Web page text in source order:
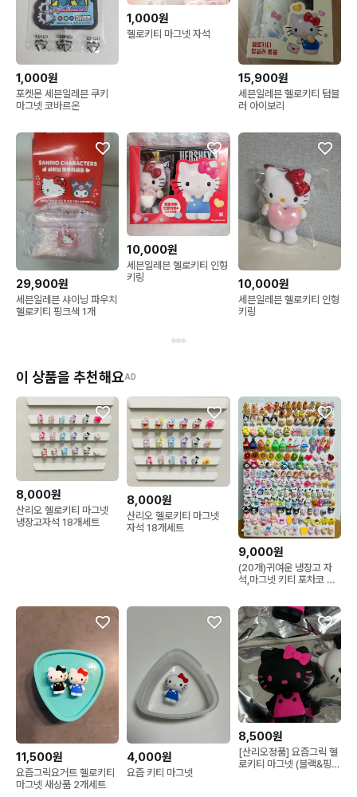
1,000원
포켓몬 세븐일레븐 쿠키
마그넷 코바르온
1,000원
헬로키티 마그넷 자석
15,900원
세븐일레븐 헬로키티 텀블
러 아이보리
29,900원
세븐일레븐 샤이닝 파우치
헬로키티 핑크색 1개
10,000원
세븐일레븐 헬로키티 인형
키링
10,000원
세븐일레븐 헬로키티 인형
키링
이 상품을 추천해요AD
8,000원
산리오 헬로키티 마그넷
냉장고자석 18개세트
8,000원
산리오 헬로키티 마그넷
자석 18개세트
9,000원
(20개)귀여운 냉장고 자
석,마그넷 키티 포차코 산
11,500원
요즘그릭요거트 헬로키티
마그넷 새상품 2개세트
4,000원
요즘 키티 마그넷
8,500원
[산리오정품] 요즘그릭 헬
로키티 마그넷 (블랙&핑